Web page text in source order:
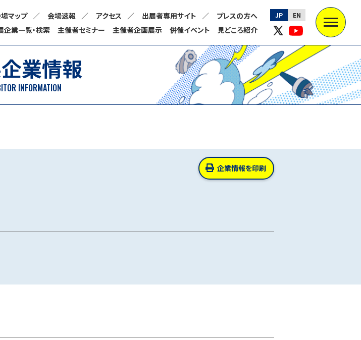
マップ 会場速報 アクセス 出展者専用サイト
プレスの方へ
企業一覧・検索 主催者セミナー 主催者企画展示 併催イベント 見どころ紹介
JP EN
業情報
INFORMATION
企業情報を印刷